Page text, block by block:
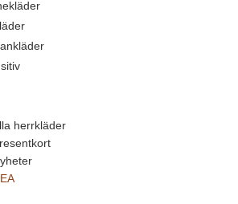
herrkläder